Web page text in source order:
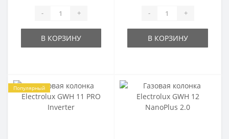
- +
В КОРЗИНУ
- +
В КОРЗИНУ
Популярный